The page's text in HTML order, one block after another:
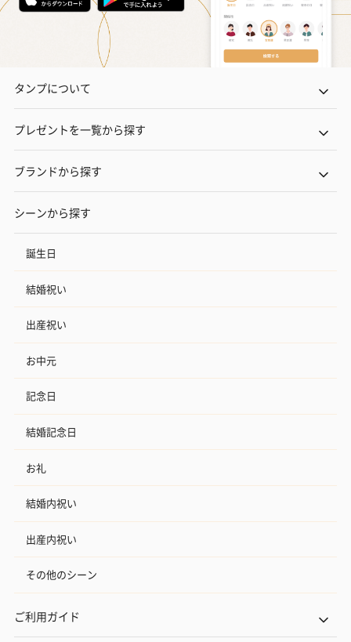
タンプについて
プレゼントを一覧から探す
ブランドから探す
シーンから探す
誕生日
結婚祝い
出産祝い
お中元
記念日
結婚記念日
お礼
結婚内祝い
出産内祝い
その他のシーン
ご利用ガイド